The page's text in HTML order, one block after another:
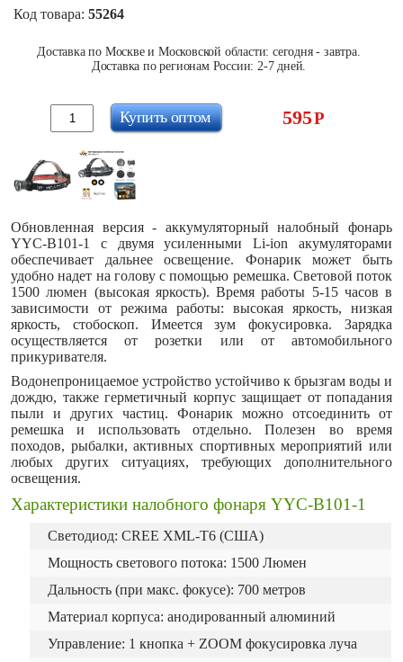
Код товара: 55264
Доставка по Москве и Московской области: сегодня - завтра.
Доставка по регионам России: 2-7 дней.
595Р
Купить оптом
Обновленная версия- аккумуляторныйналобный фонарь
YYC-B101-1 с двумя усиленными Li-ion акумуляторами
обеспечивает дальнее освещение. Фонарик может быть
удобно надет на голову с помощью ремешка. Световой поток
1500 люмен (высокая яркость). Время работы 5-15 часов в
зависимости от режима работы: высокая яркость, низкая
яркость, стобоскоп. Имеется зум фокусировка. Зарядка
осуществляется от розетки или от автомобильного
прикуривателя.
Водонепроницаемое устройство устойчиво к брызгам воды и
дождю, также герметичный корпус защищает от попадания
пыли и других частиц. Фонарик можно отсоединить от
ремешка и использовать отдельно. Полезен во время
походов, рыбалки, активных спортивных мероприятий или
любых других ситуациях, требующих дополнительного
освещения.
Характеристики налобного фонаря YYC-B101-1
Светодиод: CREE XML-T6 (США)
Мощность светового потока: 1500 Люмен
Дальность (при макс. фокусе): 700 метров
Материал корпуса: анодированный алюминий
Управление: 1 кнопка + ZOOM фокусировка луча